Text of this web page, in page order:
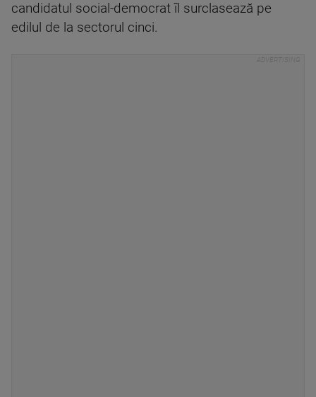
candidatul social-democrat îl surclasează pe
edilul de la sectorul cinci.